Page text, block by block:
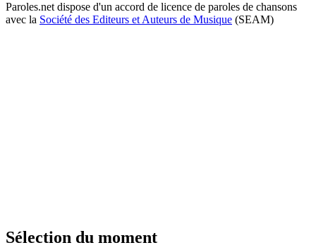
Paroles.net dispose d'un accord de licence de paroles de chansons
avec la Société des Editeurs et Auteurs de Musique (SEAM)
Sélection du moment